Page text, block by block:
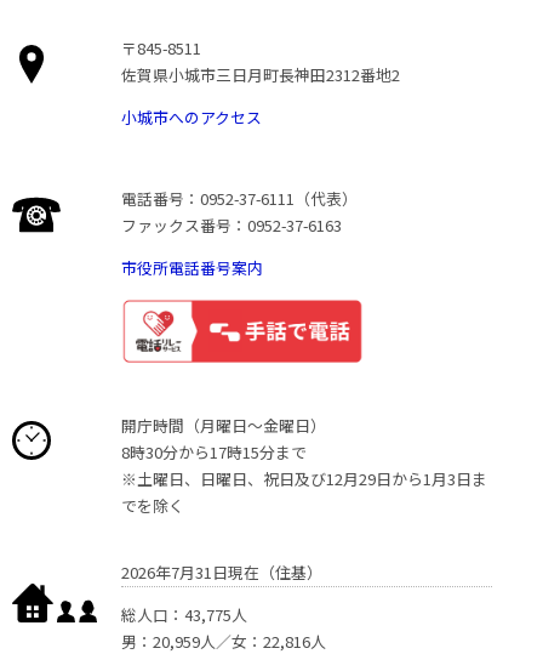
〒845-8511
佐賀県小城市三日月町長神田2312番地2
小城市へのアクセス
電話番号：0952-37-6111（代表）
ファックス番号：0952-37-6163
市役所電話番号案内
開庁時間（月曜日〜金曜日）
8時30分から17時15分まで
※土曜日、日曜日、祝日及び12月29日から1月3日ま
でを除く
2026年7月31日現在（住基）
総人口：43,775人
男：20,959人／女：22,816人